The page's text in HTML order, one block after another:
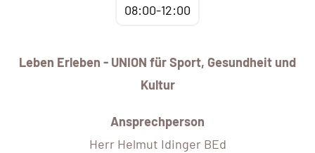
08:00-12:00
Leben Erleben - UNION für Sport, Gesundheit und
Kultur
Ansprechperson
Herr Helmut Idinger BEd